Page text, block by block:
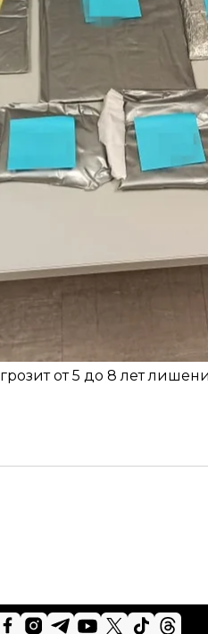
во время таможенного
— кокаин.
от 5 до 8 лет